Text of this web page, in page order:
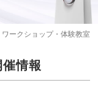
ワークショップ・体験教室
情報